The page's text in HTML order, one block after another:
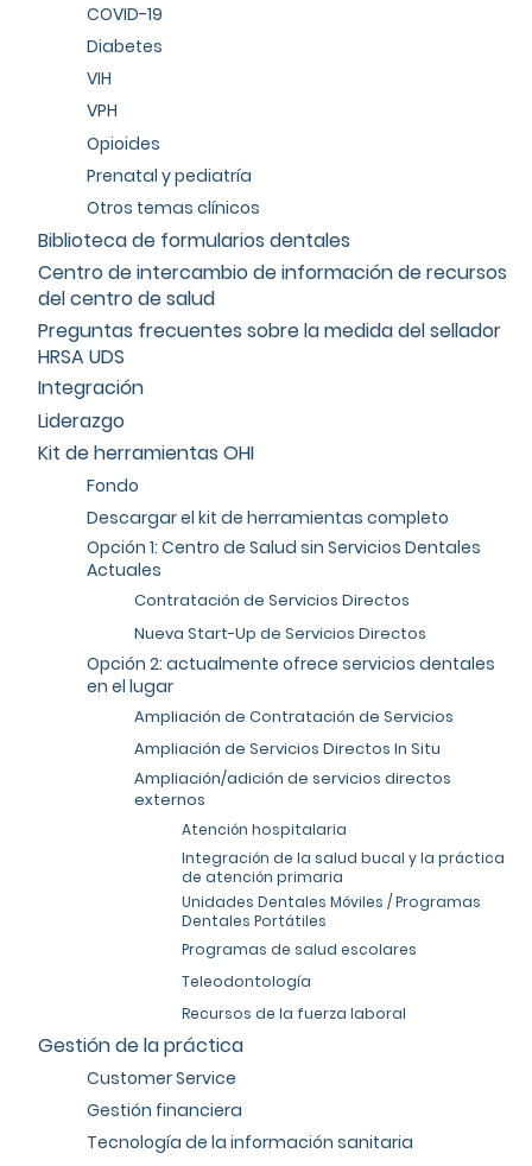
COVID-19
Diabetes
VIH
VPH
Opioides
Prenatal y pediatría
Otros temas clínicos
Biblioteca de formularios dentales
Centro de intercambio de información de recursos
del centro de salud
Preguntas frecuentes sobre la medida del sellador
HRSA UDS
Integración
Liderazgo
Kit de herramientas OHI
Fondo
Descargar el kit de herramientas completo
Opción 1: Centro de Salud sin Servicios Dentales
Actuales
Contratación de Servicios Directos
Nueva Start-Up de Servicios Directos
Opción 2: actualmente ofrece servicios dentales
en el lugar
Ampliación de Contratación de Servicios
Ampliación de Servicios Directos In Situ
Ampliación/adición de servicios directos
externos
Atención hospitalaria
Integración de la salud bucal y la práctica
de atención primaria
Unidades Dentales Móviles / Programas
Dentales Portátiles
Programas de salud escolares
Teleodontología
Recursos de la fuerza laboral
Gestión de la práctica
Customer Service
Gestión financiera
Tecnología de la información sanitaria